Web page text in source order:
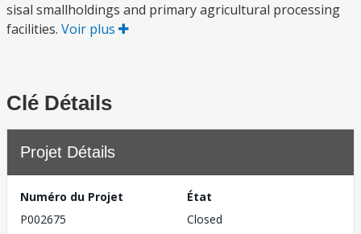
sisal smallholdings and primary agricultural processing
facilities. Voir plus
Clé Détails
Projet Détails
Numéro du Projet
P002675
État
Closed